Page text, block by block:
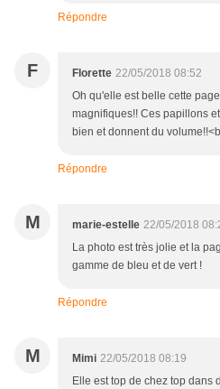
Répondre
F Florette 22/05/2018 08:52
Oh qu'elle est belle cette
magnifiques!! Ces papillons
bien et donnent du
Répondre
M marie-estelle 22/05/2018
La photo est très jolie et la
gamme de bleu et de vert !
Répondre
M Mimi 22/05/2018 08:19
Elle est top de chez top dans